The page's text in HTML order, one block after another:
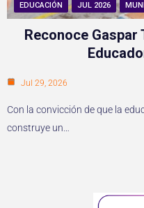
EDUCACIÓN JUL 2026
Reconoce Gaspar
Jul 29, 2026
Con la convicción de que la
construye un…